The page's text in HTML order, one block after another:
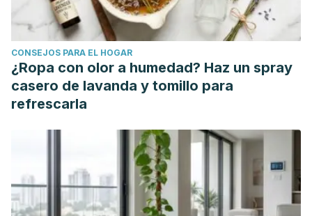
natural or high-dose theobromine: a randomized, double-
blind crossover trial. Hypertension. 2010 Nov;56(5):839-46.
doi: 10.1161/HYPERTENSIONAHA.110.158139. Epub 2010 Sep
7. PMID: 20823377.
Mori H, Ohsawa H, Tanaka TH, Taniwaki E, Leisman G,
fatigue following isometric lumbar exercise. Med Sci Monit.
2004 May;10(5):CR173-8. Epub 2004 Apr 28. PMID:
15114265.
Magrone T, Russo MA, Jirillo E. Cocoa and Dark Chocolate
CONSEJOS PARA EL HOGAR
¿Ropa con olor a humedad? Haz un spray
casero de lavanda y tomillo para
refrescarla